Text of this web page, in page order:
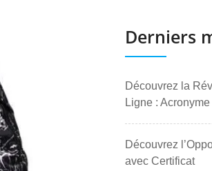
Derniers
Découvrez la
Ligne :
Découvrez
avec Certificat